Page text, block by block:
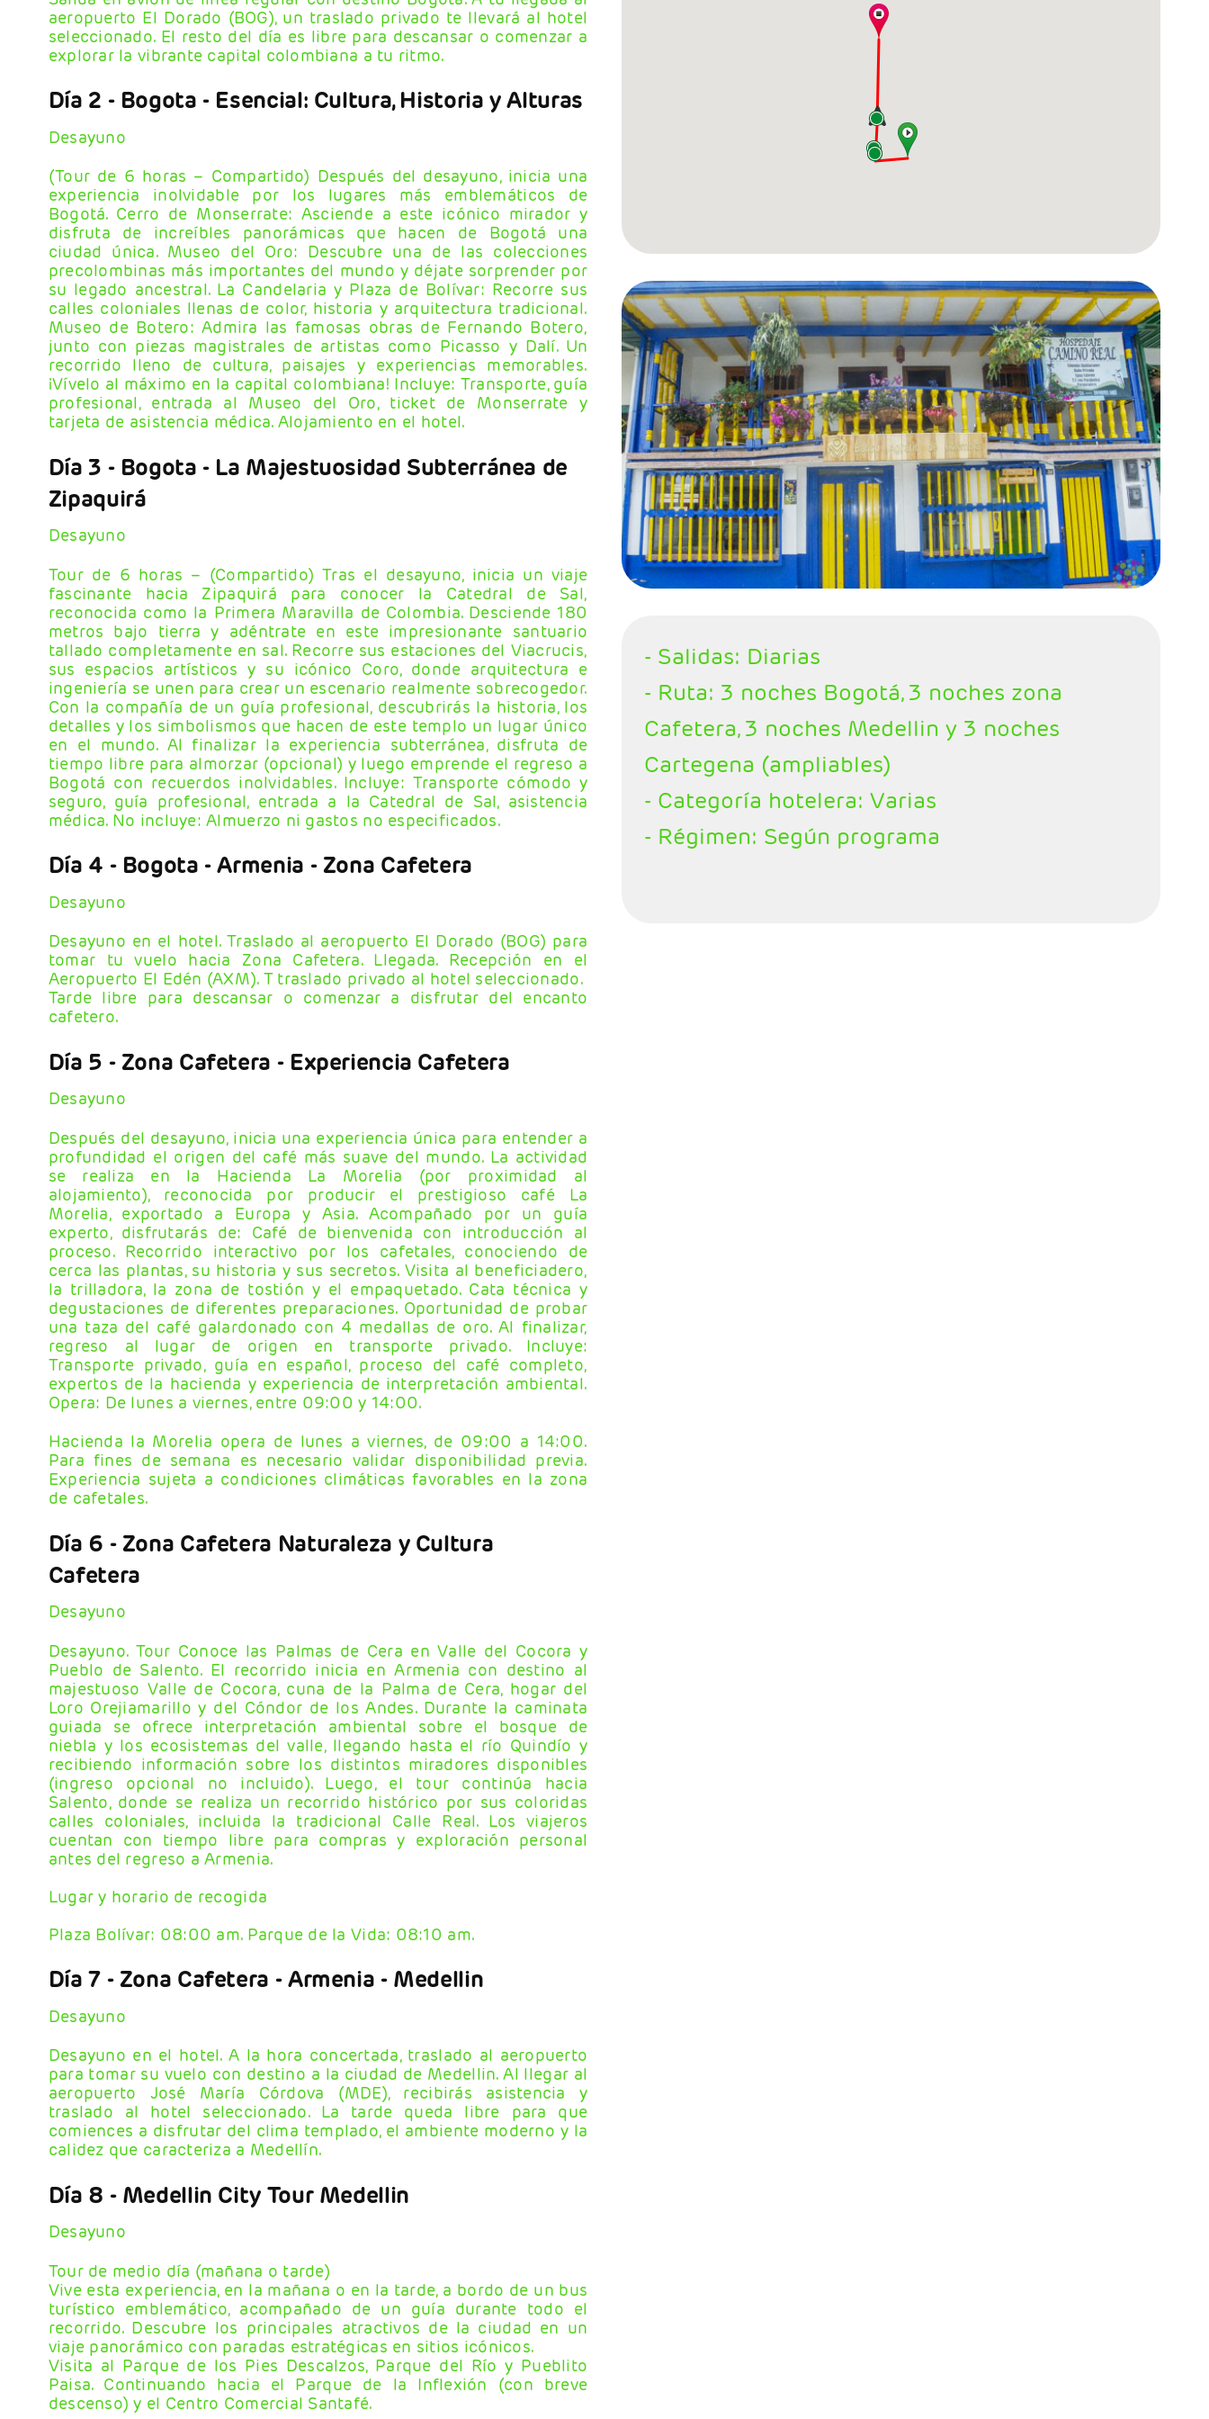
aeropuerto El Dorado (BOG), un traslado privado te llevará al hotel
seleccionado. El resto del día es libre para descansar o comenzar a
explorar la vibrante capital colombiana a tu ritmo.
Día 2 - Bogota- Esencial: Cultura, Historia y Alturas
Desayuno
(Tour de 6 horas – Compartido) Después del desayuno, inicia una
experiencia inolvidable por los lugares más emblemáticos de
Bogotá. Cerro de Monserrate: Asciende a este icónico mirador y
disfruta de increíbles panorámicas que hacen de Bogotá una
ciudad única. Museo del Oro: Descubre una de las colecciones
precolombinas más importantes del mundo y déjate sorprender por
su legado ancestral. La Candelaria y Plaza de Bolívar: Recorre sus
calles coloniales llenas de color, historia y arquitectura tradicional.
Museo de Botero: Admira las famosas obras de Fernando Botero,
junto con piezas magistrales de artistas como Picasso y Dalí. Un
recorrido lleno de cultura, paisajes y experiencias memorables.
¡Vívelo al máximo en la capital colombiana! Incluye: Transporte, guía
profesional, entrada al Museo del Oro, ticket de Monserrate y
tarjeta de asistencia médica. Alojamiento en el hotel.
Día 3 - Bogota- La Majestuosidad Subterránea de
Zipaquirá
Desayuno
Tour de 6 horas – (Compartido) Tras el desayuno, inicia un viaje
fascinante hacia Zipaquirá para conocer la Catedral de Sal,
reconocida como la Primera Maravilla de Colombia. Desciende 180
metros bajo tierra y adéntrate en este impresionante santuario
tallado completamente en sal. Recorre sus estaciones del Viacrucis,
sus espacios artísticos y su icónico Coro, donde arquitectura e
ingeniería se unen para crear un escenario realmente sobrecogedor.
Con la compañía de un guía profesional, descubrirás la historia, los
detalles y los simbolismos que hacen de este templo un lugar único
en el mundo. Al finalizar la experiencia subterránea, disfruta de
tiempo libre para almorzar (opcional) y luego emprende el regreso a
Bogotá con recuerdos inolvidables. Incluye: Transporte cómodo y
seguro, guía profesional, entrada a la Catedral de Sal, asistencia
médica. No incluye: Almuerzo ni gastos no especificados.
Día 4 - Bogota - Armenia - Zona Cafetera
Desayuno
Desayuno en el hotel. Traslado al aeropuerto El Dorado (BOG) para
tomar tu vuelo hacia Zona Cafetera. Llegada. Recepción en el
Aeropuerto El Edén (AXM). T traslado privado al hotel seleccionado.
Tarde libre para descansar o comenzar a disfrutar del encanto
cafetero.
Día 5 - Zona Cafetera - Experiencia Cafetera
Desayuno
Después del desayuno, inicia una experiencia única para entender a
profundidad el origen del café más suave del mundo. La actividad
se realiza en la Hacienda La Morelia (por proximidad al
alojamiento), reconocida por producir el prestigioso café La
Morelia, exportado a Europa y Asia. Acompañado por un guía
experto, disfrutarás de: Café de bienvenida con introducción al
proceso. Recorrido interactivo por los cafetales, conociendo de
cerca las plantas, su historia y sus secretos. Visita al beneficiadero,
la trilladora, la zona de tostión y el empaquetado. Cata técnica y
degustaciones de diferentes preparaciones. Oportunidad de probar
una taza del café galardonado con 4 medallas de oro. Al finalizar,
regreso al lugar de origen en transporte privado. Incluye:
Transporte privado, guía en español, proceso del café completo,
expertos de la hacienda y experiencia de interpretación ambiental.
Opera: De lunes a viernes, entre 09:00 y 14:00.
Hacienda la Morelia opera de lunes a viernes, de 09:00 a 14:00.
Para fines de semana es necesario validar disponibilidad previa.
Experiencia sujeta a condiciones climáticas favorables en la zona
de cafetales.
Día 6 - Zona Cafetera Naturaleza y Cultura
Cafetera
Desayuno
Desayuno. Tour Conoce las Palmas de Cera en Valle del Cocora y
Pueblo de Salento. El recorrido inicia en Armenia con destino al
majestuoso Valle de Cocora, cuna de la Palma de Cera, hogar del
Loro Orejiamarillo y del Cóndor de los Andes. Durante la caminata
guiada se ofrece interpretación ambiental sobre el bosque de
niebla y los ecosistemas del valle, llegando hasta el río Quindío y
recibiendo información sobre los distintos miradores disponibles
(ingreso opcional no incluido). Luego, el tour continúa hacia
Salento, donde se realiza un recorrido histórico por sus coloridas
calles coloniales, incluida la tradicional Calle Real. Los viajeros
cuentan con tiempo libre para compras y exploración personal
antes del regreso a Armenia.
Lugar y horario de recogida
Plaza Bolívar: 08:00 am. Parque de la Vida: 08:10 am.
Día 7 - Zona Cafetera - Armenia - Medellin
Desayuno
Desayuno en el hotel. A la hora concertada, traslado al aeropuerto
para tomar su vuelo con destino a la ciudad de Medellin. Al llegar al
aeropuerto José María Córdova (MDE), recibirás asistencia y
traslado al hotel seleccionado. La tarde queda libre para que
comiences a disfrutar del clima templado, el ambiente moderno y la
calidez que caracteriza a Medellín.
Día 8 - Medellin City Tour Medellin
Desayuno
Tour de medio día (mañana o tarde)
Vive esta experiencia, en la mañana o en la tarde, a bordo de un bus
turístico emblemático, acompañado de un guía durante todo el
recorrido. Descubre los principales atractivos de la ciudad en un
viaje panorámico con paradas estratégicas en sitios icónicos.
Visita al Parque de los Pies Descalzos, Parque del Río y Pueblito
Paisa. Continuando hacia el Parque de la Inflexión (con breve
descenso) y el Centro Comercial Santafé.
- Salidas: Diarias
- Ruta: 3 noches Bogotá, 3 noches zona
Cafetera, 3 noches Medellin y 3 noches
Cartegena (ampliables)
- Categoría hotelera: Varias
- Régimen: Según programa